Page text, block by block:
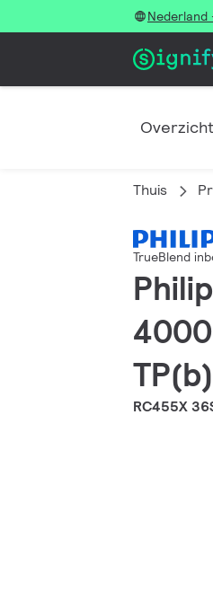
Nederland
Overzicht
Thuis
TrueBlend
RC455X